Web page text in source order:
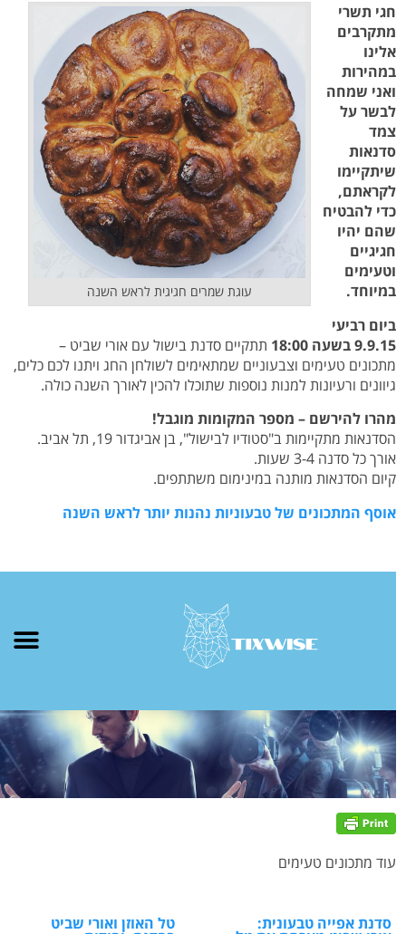
עוגת שמרים חגיגית לראש השנה
חגי תשרי
מתקרבים
אלינו
במהירות
ואני שמחה
לבשר על
צמד
סדנאות
שיתקיימו
לקראתם,
כדי להבטיח
שהם יהיו
חגיגיים
וטעימים
במיוחד.
ביום רביעי
9.9.15 בשעה 18:00
תתקיים סדנת בישול עם אורי שביט –
מתכונים טעימים וצבעוניים שמתאימים לשולחן החג ויתנו לכם כלים,
גיוונים ורעיונות למנות נוספות שתוכלו להכין לאורך השנה כולה.
מהרו להירשם – מספר המקומות מוגבל!
הסדנאות מתקיימות ב"סטודיו לבישול", בן אביגדור 19, תל אביב.
אורך כל סדנה 3-4 שעות.
קיום הסדנאות מותנה במינימום משתתפים.
אוסף המתכונים של טבעוניות נהנות יותר לראש השנה
עוד מתכונים טעימים
סדנת אפייה טבעונית: טל האוזן ואורי שביט